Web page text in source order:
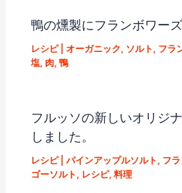
鴨の燻製にフランボワー
レシピ|オーガニック, ソルト , フラ
塩, 肉,鴨
フルッソの新しいオリジ
しました。
レシピ|パインアップルソルト , フ
ゴーソルト , レシピ,料理